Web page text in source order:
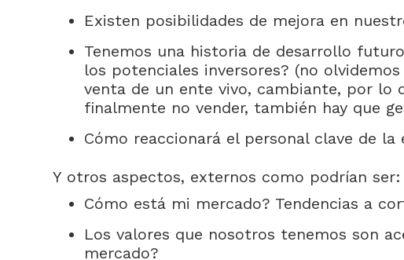
Existen posibilidades de mejora en
Tenemos una historia de desarrollo
los potenciales inversores? (no
venta de un ente vivo, cambiante, por lo
finalmente no vender, también hay que
Cómo reaccionará el personal clave de la
Y otros aspectos, externos como podrían ser:
Cómo está mi mercado? Tendencias a
Los valores que nosotros tenemos son
mercado?